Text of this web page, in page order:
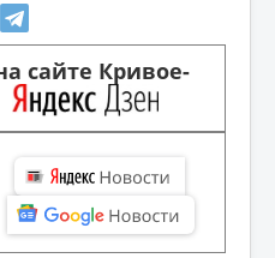
сайте Кривое-